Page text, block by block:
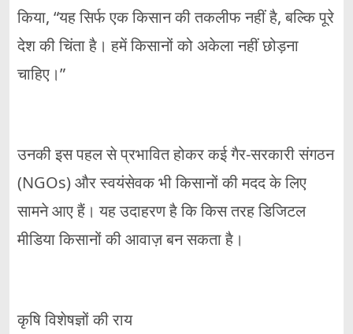
किया, “यह सिर्फ एक किसान की तकलीफ नहीं है, बल्कि पूरे
देश की चिंता है। हमें किसानों को अकेला नहीं छोड़ना
चाहिए।”
उनकी इस पहल से प्रभावित होकर कई गैर-सरकारी संगठन
(NGOs) और स्वयंसेवक भी किसानों की मदद के लिए
सामने आए हैं। यह उदाहरण है कि किस तरह डिजिटल
मीडिया किसानों की आवाज़ बन सकता है।
कृषि विशेषज्ञों की राय